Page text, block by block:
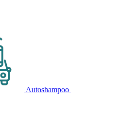
Autoshampoo